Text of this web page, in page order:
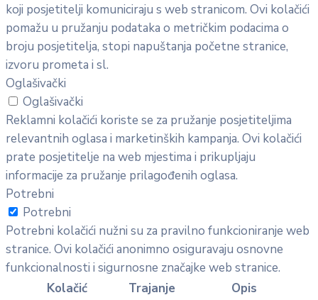
koji posjetitelji komuniciraju s web stranicom. Ovi kolačići
pomažu u pružanju podataka o metričkim podacima o
broju posjetitelja, stopi napuštanja početne stranice,
izvoru prometa i sl.
Oglašivački
Oglašivački
Reklamni kolačići koriste se za pružanje posjetiteljima
relevantnih oglasa i marketinških kampanja. Ovi kolačići
prate posjetitelje na web mjestima i prikupljaju
informacije za pružanje prilagođenih oglasa.
Potrebni
Potrebni
Potrebni kolačići nužni su za pravilno funkcioniranje web
stranice. Ovi kolačići anonimno osiguravaju osnovne
funkcionalnosti i sigurnosne značajke web stranice.
Kolačić
Trajanje Opis